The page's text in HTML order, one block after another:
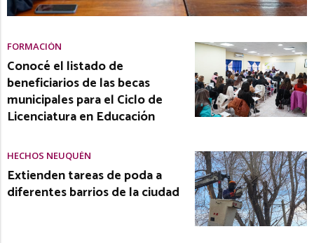
FORMACIÓN
Conocé el listado de
beneficiarios de las becas
municipales para el Ciclo de
Licenciatura en Educación
HECHOS NEUQUÉN
Extienden tareas de poda a
diferentes barrios de la ciudad